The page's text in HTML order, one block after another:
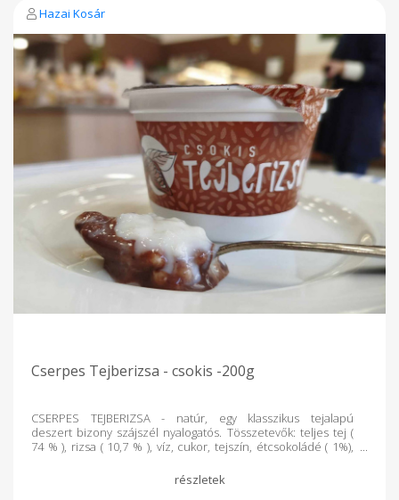
Hazai Kosár
Cserpes Tejberizsa - csokis -200g
CSERPES TEJBERIZSA - natúr, egy klasszikus tejalapú
deszert bizony szájszél nyalogatós. Tösszetevők: teljes tej (
74 % ), rizsa ( 10,7 % ), víz, cukor, tejszín, étcsokoládé ( 1%),
Nyomokban szóját, mogyorót tartlamazhat Átlagos tápérték
100g termékben: Energia: 490 kJ / 117 kcal Zsír: 3,6 g, -